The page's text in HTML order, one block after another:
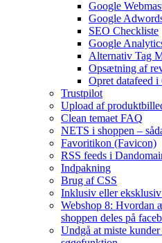
Google
Google
SEO Checkliste
Google
Alternativ Tag
Opsætning af
Opret datafeed
Trustpilot
Upload af
Clean temaet FAQ
NETS i shoppen –
Favoritikon (Favicon)
RSS feeds i
Indpakning
Brug af CSS
Inklusiv eller
Webshop 8: Hvordan
shoppen deles på
Undgå at miste